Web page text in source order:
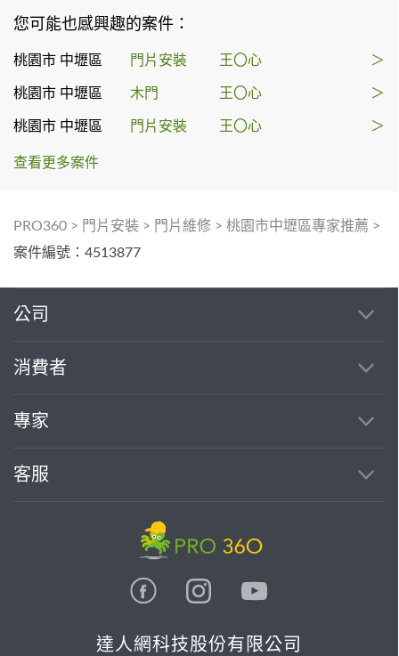
您可能也感興趣的案件：
桃園市 中壢區 門片安裝 王〇心 ＞
桃園市 中壢區 木門 王〇心 ＞
桃園市 中壢區 門片安裝 王〇心 ＞
查看更多案件
PRO360 > 門片安裝 > 門片維修 > 桃園市中壢區專家推薦 >
案件編號：4513877
公司
消費者
專家
客服
達人網科技股份有限公司